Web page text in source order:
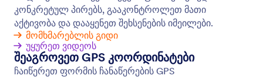
ჭკვიანი პირობითი ლოგიკის გამოყენებით.
გამართეთ თქვენი ფორმა რათა აჩვენოს ან
დამალოს ფორმის ველები, გაუგზავნეთ იმეილები
კონკრეტულ მომხმარებლებს, აჩვენეთ
განსხვავებული მადლობის შეტყობინებები და
მრავალი სხვა - ყველაფერი იმის მიხედვით თუ